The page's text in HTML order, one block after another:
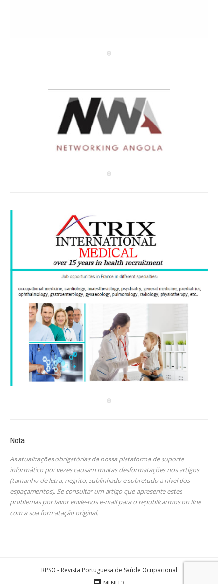
Nota
As atualizações obrigatórias da nossa plataforma de suporte
informático por vezes causam muitas desformatações nos artigos
(tamanho de letra, negrito, sublinhado e sobretudo a nível dos
espaçamentos). Se consultar um artigo que apresente estes
problemas por favor envie-nos e-mail para o republicarmos on line
com a sua formatação original.
RPSO - Revista Portuguesa de Saúde Ocupacional